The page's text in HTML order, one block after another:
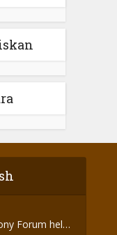
Forum held